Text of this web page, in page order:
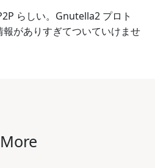
らしい。Gnutella2 プロト
がありすぎてついていけませ
More